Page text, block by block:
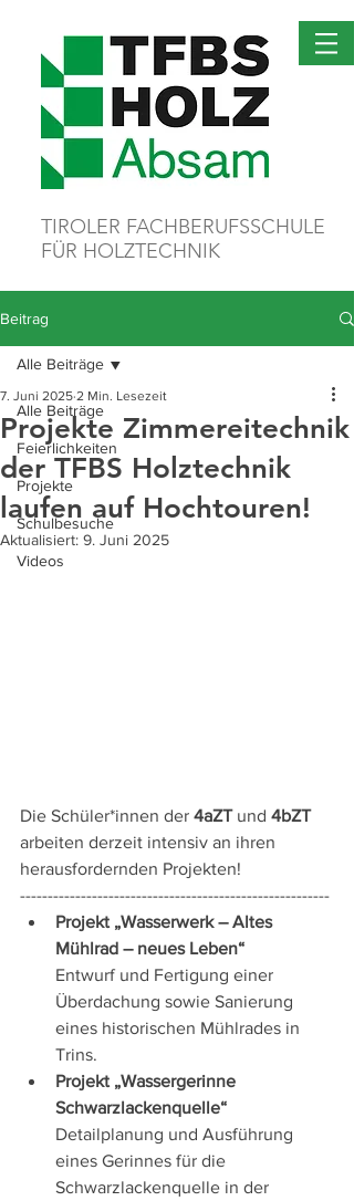
TIROLER FACHBERUFSSCHULE
FÜR HOLZTECHNIK
Beitrag
Alle Beiträge
Feierlichkeiten
Projekte
Schulbesuche
Videos
Alle Beiträge
Projekte Zimmereitechnik
der TFBS Holztechnik
laufen auf Hochtouren!
7. Juni 2025 2 Min. Lesezeit
Aktualisiert: 9. Juni 2025
Die Schüler*innen der 4aZT und 4bZT
arbeiten derzeit intensiv an ihren
herausfordernden Projekten!
--------------------------------------------------------
Projekt „Wasserwerk – Altes
Mühlrad – neues Leben“
Entwurf und Fertigung einer
Überdachung sowie Sanierung
eines historischen Mühlrades in
Trins.
Projekt „Wassergerinne
Schwarzlackenquelle“
Detailplanung und Ausführung
eines Gerinnes für die
Schwarzlackenquelle in der